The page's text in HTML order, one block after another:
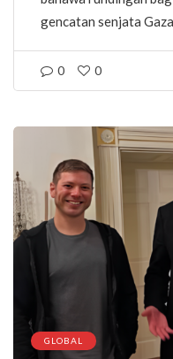
gencatan senjata
0 0
GLOBAL